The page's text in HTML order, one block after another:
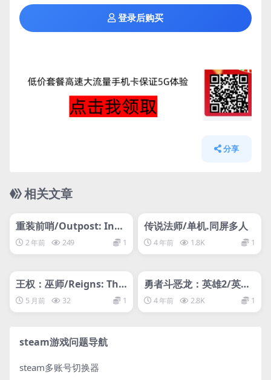
登录后购买
分享
相关文章
网盘下载游戏
重装前哨/Outpost: Infi
nity Siege
2 年前 249 1
网盘下载游戏
传说法师/单机.同屏多人
4 年前 1.8K 1
网盘下载游戏
王权：巫师/Reigns: The
Witcher
5 月前 32 1
网盘下载游戏
勇者斗恶龙：英雄2/英雄
集结2
4 年前 2.8K 1
steam游戏问题导航
steam多账号切换器